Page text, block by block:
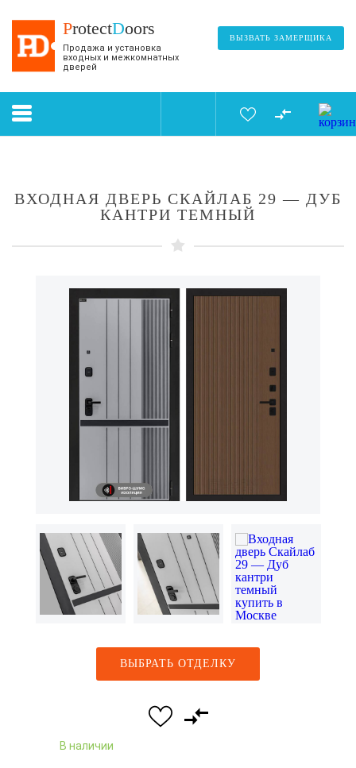
ProtectDoors
Продажа и установка
входных и межкомнатных
дверей
ВЫЗВАТЬ ЗАМЕРЩИКА
ВХОДНАЯ ДВЕРЬ СКАЙЛАБ 29 — ДУБ
КАНТРИ ТЕМНЫЙ
ВЫБРАТЬ ОТДЕЛКУ
В наличии